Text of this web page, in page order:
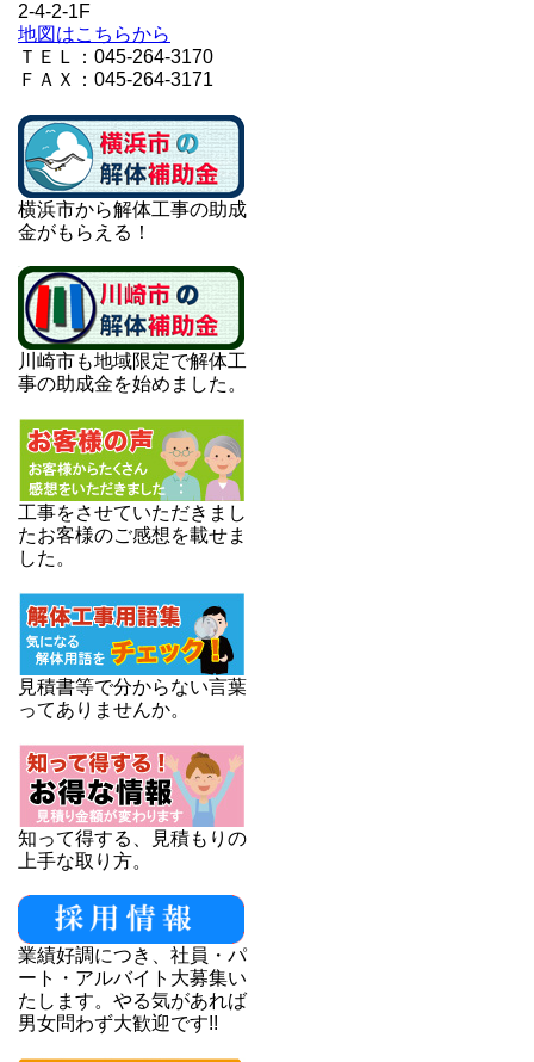
2-4-2-1F
地図はこちらから
ＴＥＬ：045-264-3170
ＦＡＸ：045-264-3171
横浜市から解体工事の助成
金がもらえる！
川崎市も地域限定で解体工
事の助成金を始めました。
工事をさせていただきまし
たお客様のご感想を載せま
した。
見積書等で分からない言葉
ってありませんか。
知って得する、見積もりの
上手な取り方。
業績好調につき、社員・パ
ート・アルバイト大募集い
たします。やる気があれば
男女問わず大歓迎です!!